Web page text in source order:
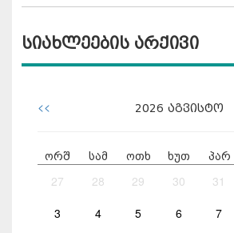
სიახლეების არქივი
<< 2026 აგვისტო
ორშ სამ ოთხ ხუთ პარ
27 28 29 30 31
3 4 5 6 7